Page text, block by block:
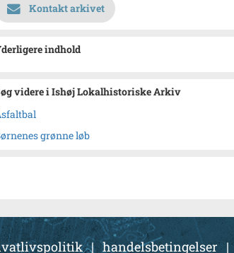
Kontakt arkivet
indhold
videre i Ishøj Lokalhistoriske Arkiv
grønne løb
|handelsbetingelser |